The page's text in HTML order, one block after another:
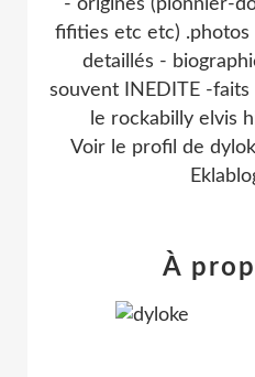
- origines (pionnier-
fifities etc etc)
detaillés -
souvent INEDITE -
le rockabilly elvis
Voir le profil de
À